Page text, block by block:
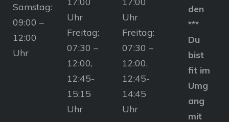
Samstag:
09:00 –
12:00
Uhr
Uhr
Freitag:
07:30 –
12:00,
12:45-
15:15
Uhr
Uhr
Freitag:
07:30 –
12:00,
12:45-
14:45
Uhr
den
***
Du
bist
fit im
Umg
ang
mit